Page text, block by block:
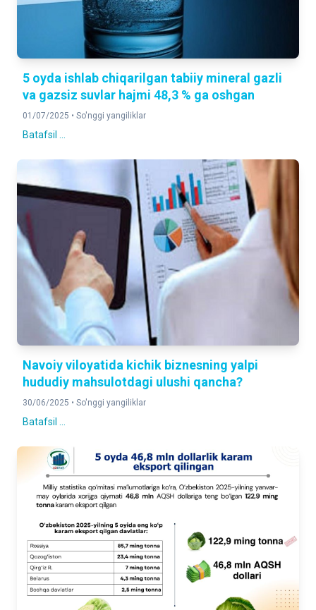
5 oyda ishlab chiqarilgan tabiiy mineral gazli
va gazsiz suvlar hajmi 48,3 % ga oshgan
01/07/2025 • So'nggi yangiliklar
Batafsil ...
Navoiy viloyatida kichik biznesning yalpi
hududiy mahsulotdagi ulushi qancha?
30/06/2025 • So'nggi yangiliklar
Batafsil ...